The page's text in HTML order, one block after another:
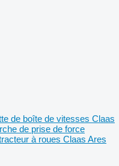
de boîte de vitesses Claas
de prise de force
à roues Claas Ares